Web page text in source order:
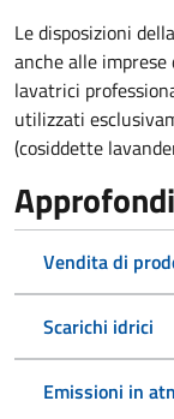
Le disposizioni della
anche alle
lavatrici
utilizzati
(cosiddette
Vendita di
Scarichi idrici
Emissioni in